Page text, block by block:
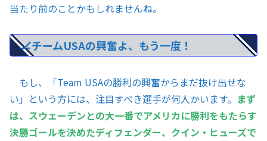
当たり前のことかもしれませんね。
🏒チームUSAの興奮よ、もう一度！
もし、「Team USAの勝利の興奮からまだ抜け出せな
い」という方には、注目すべき選手が何人かいます。 まず
は、スウェーデンとの大一番でアメリカに勝利をもたらす
決勝ゴールを決めたディフェンダー、クイン・ヒューズで